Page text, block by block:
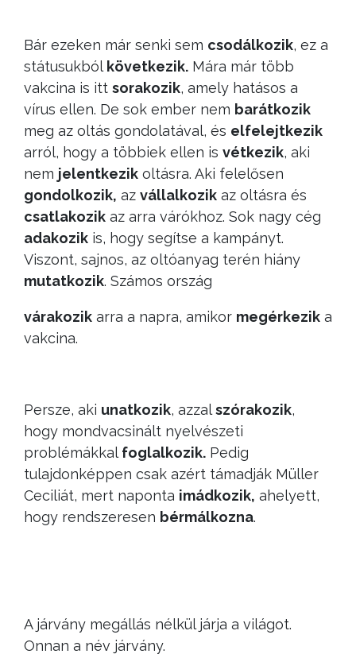
Bár ezeken már senki sem csodálkozik, ez a
státusukból következik. Mára már több
vakcina is itt sorakozik, amely hatásos a
vírus ellen. De sok ember nem barátkozik
meg az oltás gondolatával, és elfelejtkezik
arról, hogy a többiek ellen is vétkezik, aki
nem jelentkezik oltásra. Aki felelősen
gondolkozik, az vállalkozik az oltásra és
csatlakozik az arra várókhoz. Sok nagy cég
adakozik is, hogy segítse a kampányt.
Viszont, sajnos, az oltóanyag terén hiány
mutatkozik. Számos ország
várakozik arra a napra, amikor megérkezik a
vakcina.
Persze, aki unatkozik, azzalszórakozik,
hogy mondvacsinált nyelvészeti
problémákkal foglalkozik. Pedig
tulajdonképpen csak azért támadják Müller
Ceciliát, mert naponta imádkozik, ahelyett,
hogy rendszeresen bérmálkozna.
A járvány megállás nélkül járja a világot.
Onnan a név járvány.